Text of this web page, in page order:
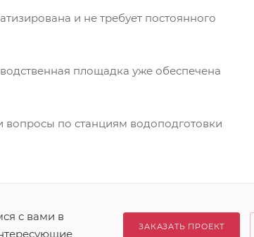
и не требует постоянного
площадка уже обеспечена
вопросы по станциям водоподготовки
с вами в
ЗАКАЗАТЬ ПРОЕКТ